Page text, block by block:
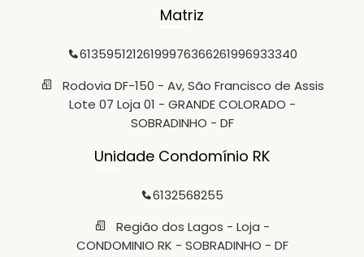
Matriz
61359512126199976366261996933340
Rodovia DF-150 - Av, São Francisco de Assis
Lote 07 Loja 01 - GRANDE COLORADO -
SOBRADINHO - DF
Unidade Condomínio RK
6132568255
Região dos Lagos - Loja -
CONDOMINIO RK - SOBRADINHO - DF